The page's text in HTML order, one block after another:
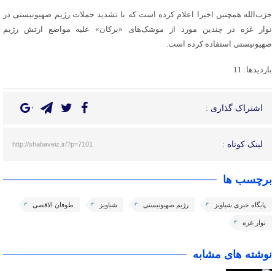
حزب‌الله همچنین اخیرا اعلام کرده است که با تشدید حملات رژیم صهیونیستی در
نوار غزه در چندین مورد از موشک‌های «برکان» علیه مواضع ارتش رژیم
صهیونیستی استفاده کرده است.
بازدیدها: 11
اشتراک گذاری :
لینک کوتاه : http://shabaveiz.ir/?p=7101
برچسب ها
پایگاه خبری شباویز رژیم صهیونیستی شباویز طوفان الاقصی
نوار غزه
نوشته های مشابه